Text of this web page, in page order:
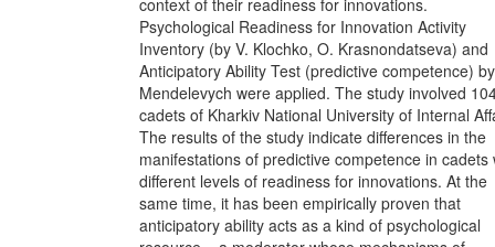
context of their readiness for innovations.
Psychological Readiness for Innovation Activity
Inventory (by V. Klochko, O. Krasnondatseva) and
Anticipatory Ability Test (predictive competence)
Mendelevych were applied. The study involved
cadets of Kharkiv National University of Internal
The results of the study indicate differences in the
manifestations of predictive competence in cadets
different levels of readiness for innovations. At the
same time, it has been empirically proven that
anticipatory ability acts as a kind of psychological